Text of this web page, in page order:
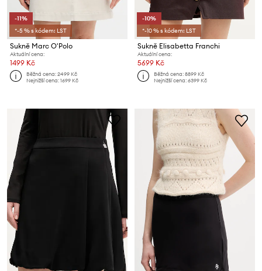
-11%
*-5 % s kódem: LST
Sukně Marc O'Polo
Aktuální cena:
1499 Kč
Běžná cena:2499 Kč
Nejnižší cena:1699 Kč
-10%
*-10 % s kódem: LST
Sukně Elisabetta Franchi
Aktuální cena:
5699 Kč
Běžná cena:8899 Kč
Nejnižší cena:6399 Kč